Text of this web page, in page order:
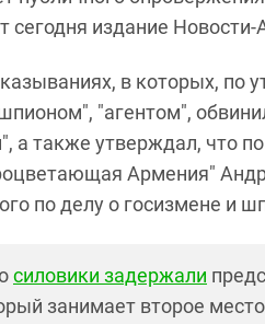
издание Новости-
в которых,
"агентом",
а также утверждал, что
Армения"
по делу о госизмене и
силовики задержали
занимает второе